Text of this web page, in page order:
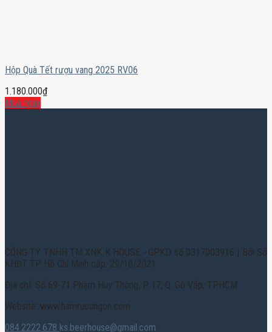
Hộp Quà Tết rượu vang 2025 RV06
1.180.000₫
Mua ngay
CÔNG TY TNHH TM XNK K HOUSE - GPKD số 0317003916 | Bởi Sở
KHĐT TP. Hồ Chí Minh cấp: 29/10/2021
Địa chỉ: Số 69-71 Phạm Huy Thông, P. 17, Q. Gò Vấp, TPHCM
Website: www.hamruoungon.com
084.2222.678 ks.beerhouse@gmail.com